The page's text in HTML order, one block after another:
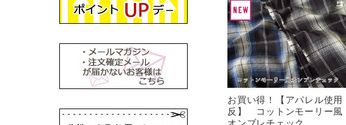
お買い得！【アパレル使用
反】 コットンモーリー風
オンブレチェック